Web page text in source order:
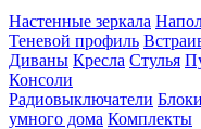
Настенные зеркала
Теневой профиль
Диваны Кресла Стулья
Консоли
Радиовыключатели
умного дома Комплекты